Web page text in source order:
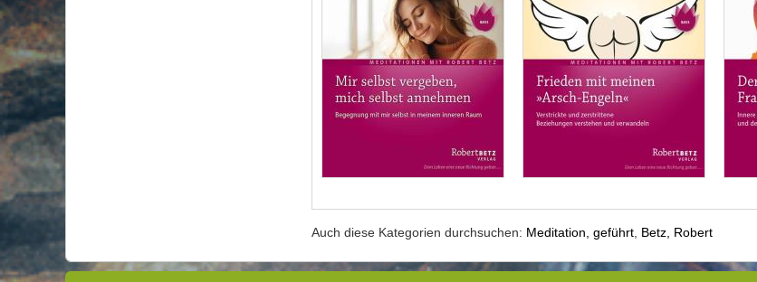
Auch diese Kategorien durchsuchen: Meditation, geführt Betz, Robert